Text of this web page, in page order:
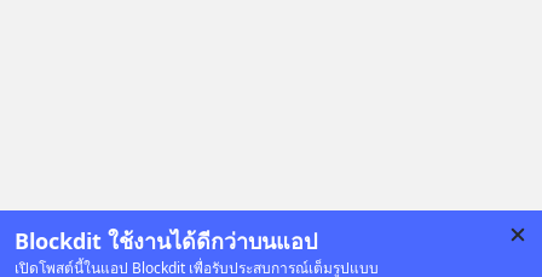
Blockdit ใช้งานได้ดีกว่าบนแอป
เปิดโพสต์นี้ในแอป Blockdit เพื่อรับประสบการณ์เต็มรูปแบบ